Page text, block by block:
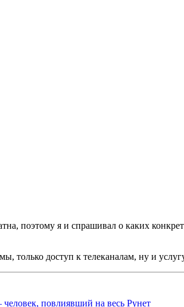
поэтому я и спрашивал о каких
только доступ к телеканалам, ну и
повлиявший на весь Рунет